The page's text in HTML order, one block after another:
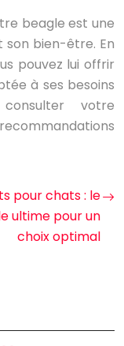
beagle est une
bien-être. En
pouvez lui offrir
à ses besoins
votre
pour chats : le
ultime pour un
choix optimal